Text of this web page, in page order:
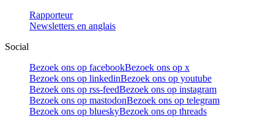
Rapporteur
Newsletters en anglais
Social
Bezoek ons op facebookBezoek ons op x
Bezoek ons op linkedinBezoek ons op youtube
Bezoek ons op rss-feedBezoek ons op instagram
Bezoek ons op mastodonBezoek ons op telegram
Bezoek ons op blueskyBezoek ons op threads